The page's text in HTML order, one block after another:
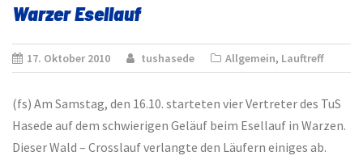
Warzer Esellauf
17. Oktober 2010 tushasede Allgemein, Lauftreff
(fs) Am Samstag, den 16.10. starteten vier Vertreter des TuS
Hasede auf dem schwierigen Geläuf beim Esellauf in Warzen.
Dieser Wald – Crosslauf verlangte den Läufern einiges ab.